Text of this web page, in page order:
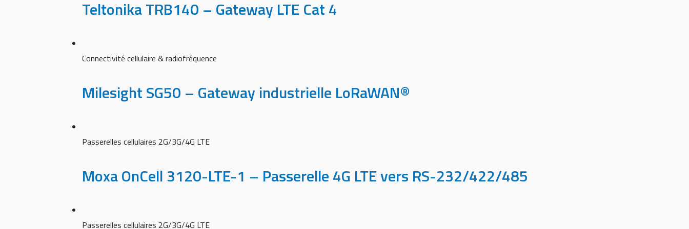
Teltonika TRB140 – Gateway LTE Cat 4
Connectivité cellulaire & radiofréquence
Milesight SG50 – Gateway industrielle LoRaWAN®
Passerelles cellulaires 2G/3G/4G LTE
Moxa OnCell 3120-LTE-1 – Passerelle 4G LTE vers RS-232/422/485
Passerelles cellulaires 2G/3G/4G LTE